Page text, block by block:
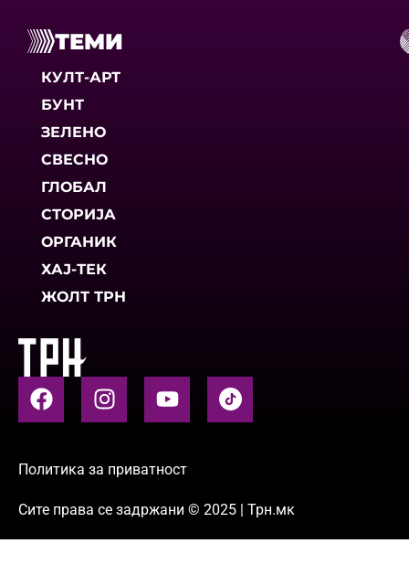
ТЕМИ
КУЛТ-АРТ
БУНТ
ЗЕЛЕНО
СВЕСНО
ГЛОБАЛ
СТОРИЈА
ОРГАНИК
ХАЈ-ТЕК
ЖОЛТ ТРН
Политика за приватност
Сите права се задржани © 2025 | Трн.мк